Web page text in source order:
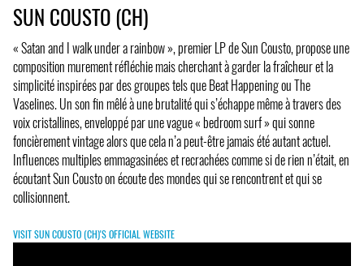
SUN COUSTO (CH)
« Satan and I walk under a rainbow », premier LP de Sun Cousto, propose une
composition murement réfléchie mais cherchant à garder la fraîcheur et la
simplicité inspirées par des groupes tels que Beat Happening ou The
Vaselines. Un son fin mêlé à une brutalité qui s’échappe même à travers des
voix cristallines, enveloppé par une vague « bedroom surf » qui sonne
foncièrement vintage alors que cela n’a peut-être jamais été autant actuel.
Influences multiples emmagasinées et recrachées comme si de rien n’était, en
écoutant Sun Cousto on écoute des mondes qui se rencontrent et qui se
collisionnent.
VISIT SUN COUSTO (CH)'S OFFICIAL WEBSITE